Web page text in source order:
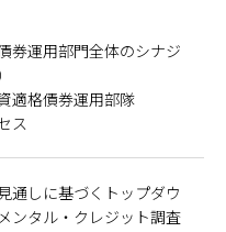
券運用部門全体のシナジ
適格債券運用部隊
ス
通しに基づくトップダウ
ンタル・クレジット調査